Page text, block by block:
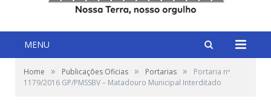
MENU
Home » Publicações Oficias » Portarias »
Portaria nº
1179/2016 GP/PMSSBV – Matadouro Municipal Interditado